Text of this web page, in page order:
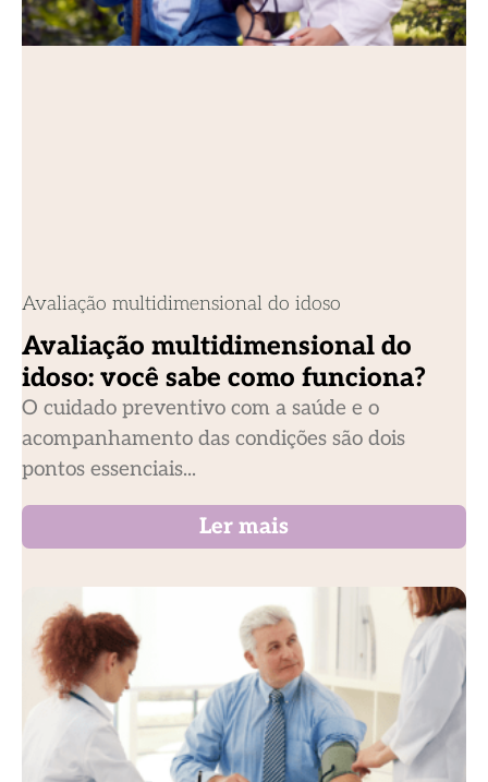
Avaliação multidimensional do idoso
Avaliação multidimensional do
idoso: você sabe como funciona?
O cuidado preventivo com a saúde e o
acompanhamento das condições são dois
pontos essenciais...
Ler mais